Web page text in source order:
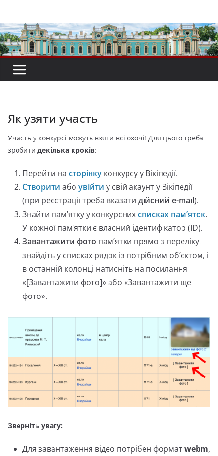
вмісту
Як узяти участь
Участь у конкурсі можуть взяти всі охочі! Для цього треба
зробити декілька кроків:
Перейти на сторінку конкурсу у Вікіпедії.
Створити або увійти у свій акаунт у Вікіпедії
(при реєстрації треба вказати дійсний e-mail).
Знайти пам’ятку у конкурснихсписках пам’яток.
У кожної пам’ятки є власний ідентифікатор (ID).
Завантажити фото пам’ятки прямо з переліку:
знайдіть у списках рядок із потрібним об’єктом, і
в останній колонці натисніть на посилання
«[Завантажити фото]» або «Завантажити ще
фото».
Зверніть увагу:
Для завантаження відео потрібен форматwebm,